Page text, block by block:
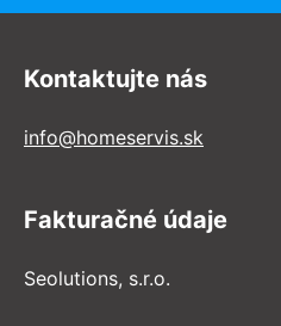
Kontaktujte nás
info@homeservis.sk
Fakturačné údaje
Seolutions, s.r.o.